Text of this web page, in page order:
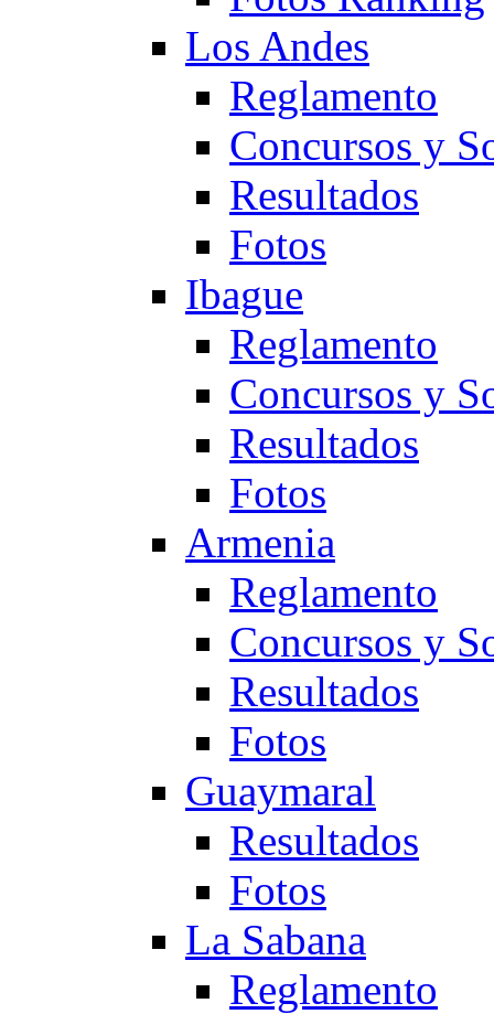
Los Andes
Reglamento
Concursos y
Resultados
Fotos
Ibague
Reglamento
Concursos y
Resultados
Fotos
Armenia
Reglamento
Concursos y
Resultados
Fotos
Guaymaral
Resultados
Fotos
La Sabana
Reglamento